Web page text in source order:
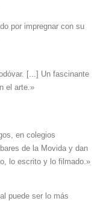
por impregnar con su
[...] Un fascinante
el arte.»
en colegios
de la Movida y dan
lo escrito y lo filmado.»
puede ser lo más